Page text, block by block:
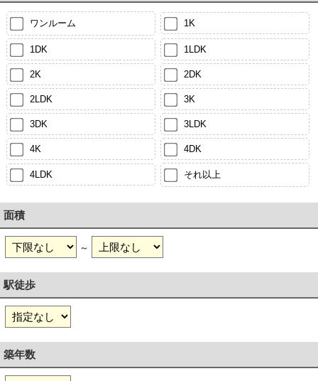
ワンルーム 1K
1DK 1LDK
2K 2DK
2LDK 3K
3DK 3LDK
4K 4DK
4LDK それ以上
面積
～
駅徒歩
築年数